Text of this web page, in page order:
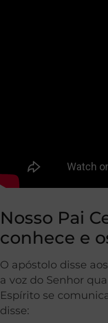
Nosso Pai
conhece e
O apóstolo disse
a voz do Senhor
Espírito se
disse: